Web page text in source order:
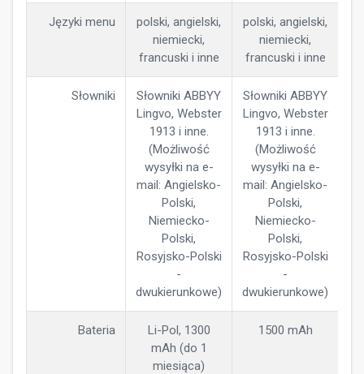
Języki menu
polski, angielski,
niemiecki,
francuski i inne
polski, angielski,
niemiecki,
francuski i inne
Słowniki
Słowniki ABBYY
Lingvo, Webster
1913 i inne.
(Możliwość
wysyłki na e-
mail: Angielsko-
Polski,
Niemiecko-
Polski,
Rosyjsko-Polski
-
dwukierunkowe)
Słowniki ABBYY
Lingvo, Webster
1913 i inne.
(Możliwość
wysyłki na e-
mail: Angielsko-
Polski,
Niemiecko-
Polski,
Rosyjsko-Polski
-
dwukierunkowe)
Bateria
Li-Pol, 1300
mAh (do 1
miesiąca)
1500 mAh